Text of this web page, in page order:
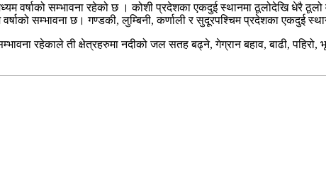
वर्षाको सम्भावना रहेको छ । कोशी प्रदेशका एकदुई स्थानमा ठूलोदेखि धेरै ठूलो
सम्भावना छ। गण्डकी, लुम्बिनी, कर्णाली र सुदूरपश्चिम प्रदेशका एकदुई
रहेकाले ती क्षेत्रहरुमा नदीको जल सतह बढ्ने, गेग्रान बहाव, बाढी,